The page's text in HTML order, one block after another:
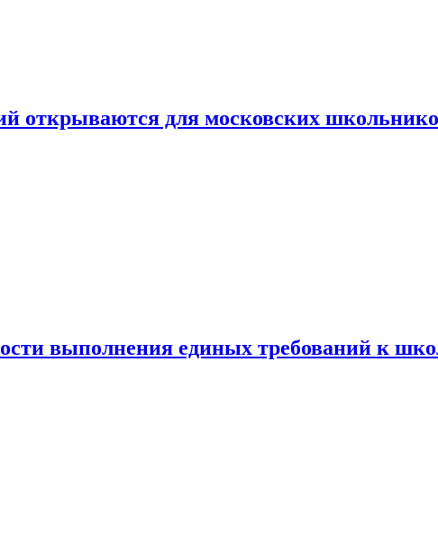
открываются для московских
выполнения единых требований к